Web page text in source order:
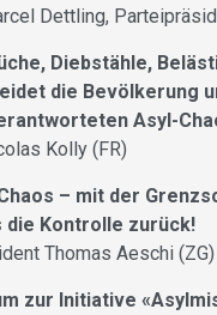
Dettling,
Diebstähle,
die Bevölkerung
Asyl-
Kolly (FR)
– mit der
die Kontrolle zurück!
Thomas Aeschi (ZG)
zur Initiative